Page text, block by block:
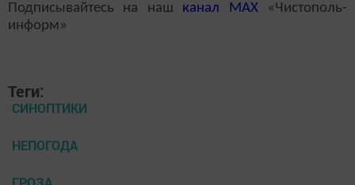
Подписывайтесь на наш канал MAX«Чистополь-
информ»
Теги:
СИНОПТИКИ
НЕПОГОДА